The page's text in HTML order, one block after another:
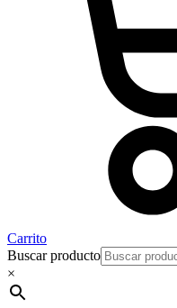
Carrito
Buscar producto
×